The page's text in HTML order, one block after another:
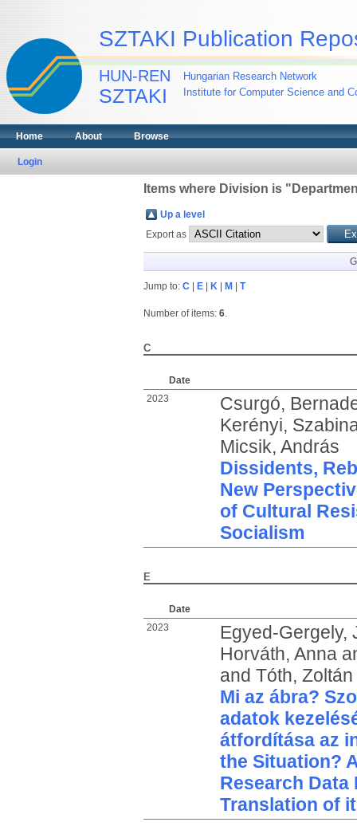
SZTAKI Publication
HUN-REN
SZTAKI
Hungarian Research Network
Institute for Computer Science and
Home About Browse
Login
Items where Division is
Up a level
Export as
Jump to: C E| K| M T
Number of items: 6.
C
Date
2023
Csurgó,
Kerényi,
Micsik, András
Dissidents,
New
of Cultural
Socialism
E
Date
2023
Egyed-Gergely,
Horváth, Anna
and Tóth, Zoltán
Mi az ábra?
adatok
átfordítása az
the Situation?
Research Data
Translation of